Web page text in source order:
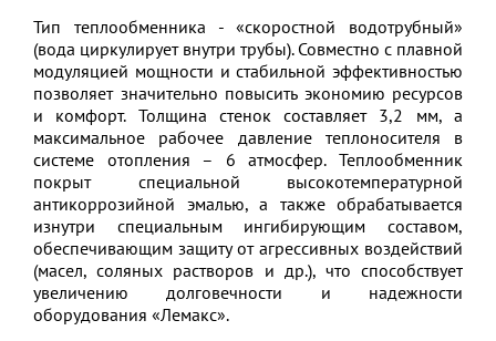
Тип теплообменника - «скоростной водотрубный»
(вода циркулирует внутри трубы). Совместно с плавной
модуляцией мощности и стабильной эффективностью
позволяет значительно повысить экономию ресурсов
и комфорт. Толщина стенок составляет 3,2 мм, а
максимальное рабочее давление теплоносителя в
системе отопления – 6 атмосфер. Теплообменник
покрыт специальной высокотемпературной
антикоррозийной эмалью, а также обрабатывается
изнутри специальным ингибирующим составом,
обеспечивающим защиту от агрессивных воздействий
(масел, соляных растворов и др.), что способствует
увеличению долговечности и надежности
оборудования «Лемакс».